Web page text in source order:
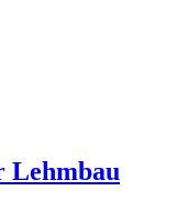
Lehmbau